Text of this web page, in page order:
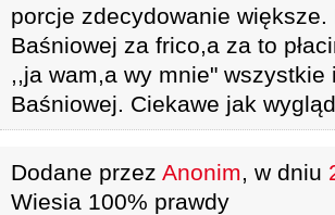
porcje zdecydowanie
Baśniowej za frico,a za to
,,ja wam,a wy mnie"
Baśniowej. Ciekawe jak
Dodane przez Anonim, w dniu
Wiesia 100% prawdy